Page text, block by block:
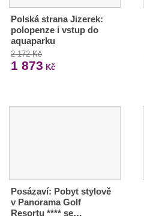
Polská strana Jizerek:
polopenze i vstup do
aquaparku
2 172 Kč
1 873 Kč
Posázaví: Pobyt stylově
v Panorama Golf
Resortu **** se…